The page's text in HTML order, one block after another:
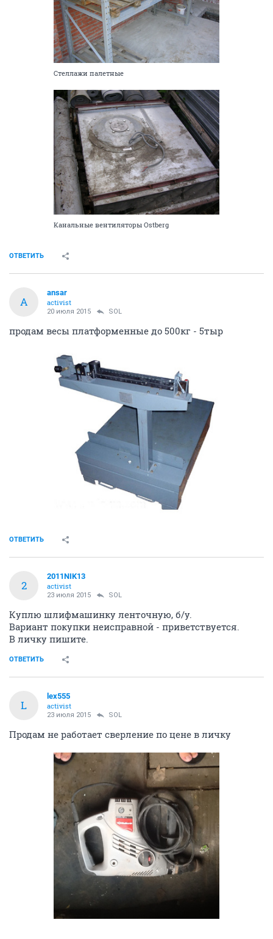
Стеллажи палетные
Канальные вентиляторы Ostberg
ОТВЕТИТЬ
A
ansar
activist
20 июля 2015 SOL
продам весы платформенные до 500кг - 5тыр
ОТВЕТИТЬ
2
2011NIK13
activist
23 июля 2015 SOL
Куплю шлифмашинку ленточную, б/у.
Вариант покупки неисправной - приветствуется.
В личку пишите.
ОТВЕТИТЬ
L
lex555
activist
23 июля 2015 SOL
Продам не работает сверление по цене в личку